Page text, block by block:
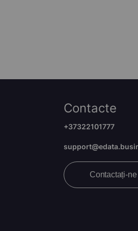
Contacte
+37322101777
Contactați-ne